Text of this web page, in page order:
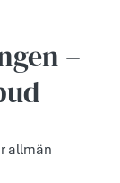
–
allmän